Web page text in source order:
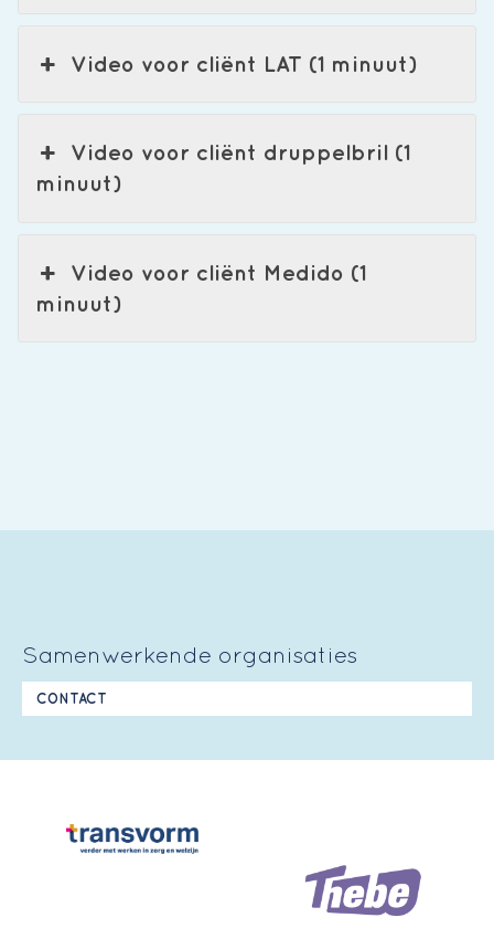
Video voor cliënt LAT (1 minuut)
Video voor cliënt druppelbril (1
minuut)
Video voor cliënt Medido (1
minuut)
Samenwerkende organisaties
CONTACT